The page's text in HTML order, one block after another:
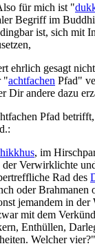
für mich ist "
Begriff im
ist, sich mit
ehrlich gesagt
"achtfachen Pfad"
Dir andere dazu
Pfad
, im
der Verwirklichte
Rad des
oder Brahmanen
jemandem in der
mit dem
Enthüllen,
Welcher